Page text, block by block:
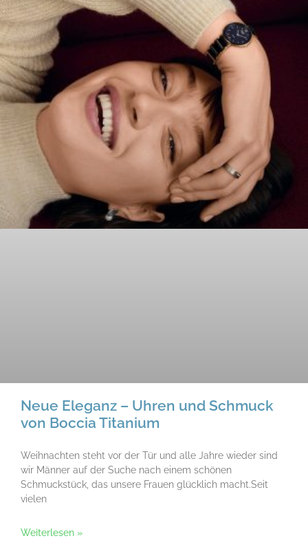
Neue Eleganz – Uhren und Schmuck
von Boccia Titanium
Weihnachten steht vor der Tür und alle Jahre wieder sind
wir Männer auf der Suche nach einem schönen
Schmuckstück, das unsere Frauen glücklich macht.Seit
vielen
Weiterlesen »